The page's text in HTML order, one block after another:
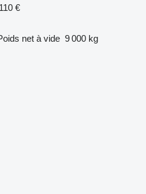
€
net à vide 9 000 kg